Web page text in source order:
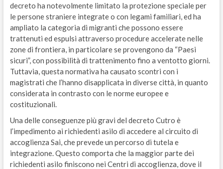
decreto ha notevolmente limitato la protezione speciale per
le persone straniere integrate o con legami familiari, ed ha
ampliato la categoria di migranti che possono essere
trattenuti ed espulsi attraverso procedure accelerate nelle
zone di frontiera, in particolare se provengono da “Paesi
sicuri”, con possibilità di trattenimento fino a ventotto giorni.
Tuttavia, questa normativa ha causato scontri con i
magistrati che l’hanno disapplicata in diverse città, in quanto
considerata in contrasto con le norme europee e
costituzionali.
Una delle conseguenze più gravi del decreto Cutro è
l’impedimento ai richiedenti asilo di accedere al circuito di
accoglienza Sai, che prevede un percorso di tutela e
integrazione. Questo comporta che la maggior parte dei
richiedenti asilo finiscono nei Centri di accoglienza, dove il